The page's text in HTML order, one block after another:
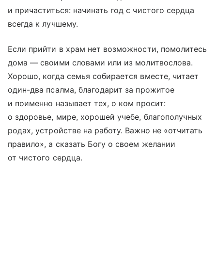
и причаститься: начинать год с чистого сердца
всегда к лучшему.
Если прийти в храм нет возможности, помолитесь
дома — своими словами или из молитвослова.
Хорошо, когда семья собирается вместе, читает
один-два псалма, благодарит за прожитое
и поименно называет тех, о ком просит:
о здоровье, мире, хорошей учебе, благополучных
родах, устройстве на работу. Важно не «отчитать
правило», а сказать Богу о своем желании
от чистого сердца.